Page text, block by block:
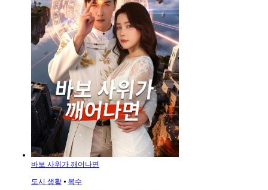
바보 사위가 깨어나면
도시 생활 ⦁ 복수